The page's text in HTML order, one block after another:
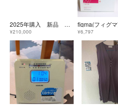
2025年購入 新品 COIZUMI コイズミ ポータブルクーラー ラ・クール
¥210,000 ¥6,797